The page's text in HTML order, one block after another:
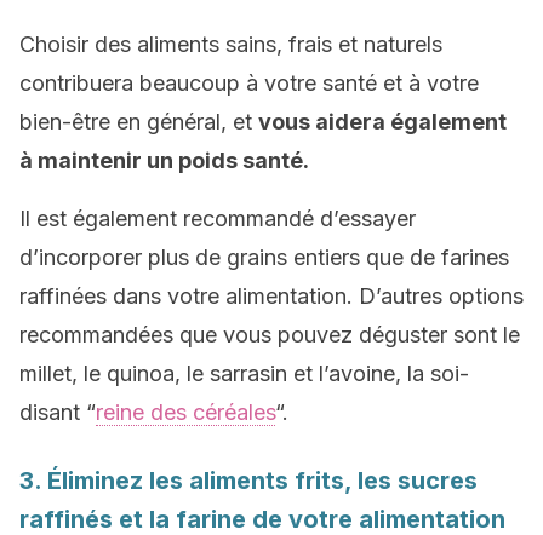
Choisir des aliments sains, frais et naturels
contribuera beaucoup à votre santé et à votre
bien-être en général, et vous aidera également
à maintenir un poids santé.
Il est également recommandé d’essayer
d’incorporer plus de grains entiers que de farines
raffinées dans votre alimentation. D’autres options
recommandées que vous pouvez déguster sont le
millet, le quinoa, le sarrasin et l’avoine, la soi-
disant “reine des céréales“.
3. Éliminez les aliments frits, les sucres
raffinés et la farine de votre alimentation